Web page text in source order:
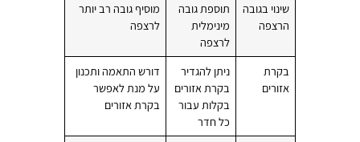
שינוי בגובה
הרצפה
תוספת גובה
מינימלית
לרצפה
מוסיף גובה רב יותר
לרצפה
בקרת
אזורים
ניתן להגדיר
בקרת אזורים
בקלות עבור
כל חדר
דורש התאמה ותכנון
על מנת לאפשר
בקרת אזורים